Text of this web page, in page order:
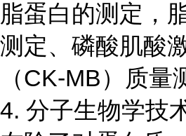
脂蛋白的测定，
测定、磷酸肌酸
（CK-MB）质量
4. 分子生物学技